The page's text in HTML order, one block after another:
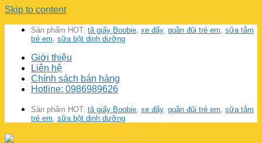
Skip to content
Sản phẩm HOT: tã giấy Boobie, xe đẩy, quần đũi trẻ em, sữa tắm
trẻ em, sữa bột dinh dưỡng
Giới thiệu
Liên hệ
Chính sách bán hàng
Hotline: 0986989626
Sản phẩm HOT: tã giấy Boobie, xe đẩy, quần đũi trẻ em, sữa tắm
trẻ em, sữa bột dinh dưỡng